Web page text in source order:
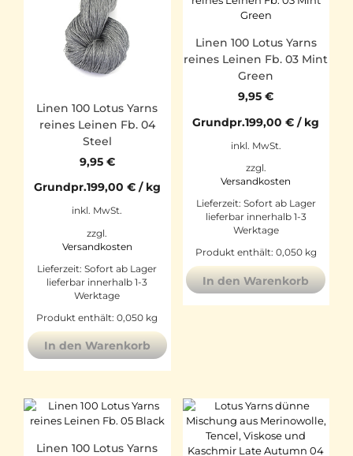
Linen 100 Lotus Yarns
reines Leinen Fb. 04
Steel
9,95 €
Grundpr.199,00 €/ kg
inkl. MwSt.
zzgl.
Versandkosten
Lieferzeit:Sofort ab Lager
lieferbar innerhalb 1-3
Werktage
Produkt enthält: 0,050 kg
In den Warenkorb
Linen 100 Lotus Yarns
reines Leinen Fb. 03 Mint
Green
9,95€
Grundpr.199,00€ / kg
inkl. MwSt.
zzgl.
Versandkosten
Lieferzeit: Sofort ab Lager
lieferbar innerhalb 1-3
Werktage
Produkt enthält: 0,050 kg
In den Warenkorb
Linen 100 Lotus Yarns